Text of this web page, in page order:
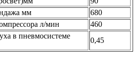
мм
680
л/мин
460
в пневмосистеме
0,45